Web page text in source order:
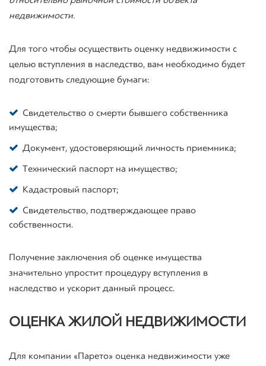
недвижимости.
Для того чтобы осуществить оценку недвижимости с
целью вступления в наследство, вам необходимо будет
подготовить следующие бумаги:
Свидетельство о смерти бывшего собственника
имущества;
Документ, удостоверяющий личность приемника;
Технический паспорт на имущество;
Кадастровый паспорт;
Свидетельство, подтверждающее право
собственности.
Получение заключения об оценке имущества
значительно упростит процедуру вступления в
наследство и ускорит данный процесс.
ОЦЕНКА ЖИЛОЙ НЕДВИЖИМОСТИ
Для компании «Парето» оценка недвижимости уже